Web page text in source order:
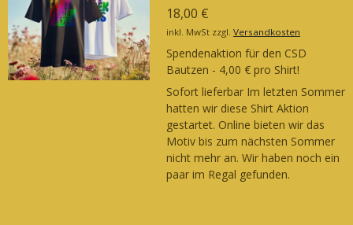
18,00 €
inkl. MwSt zzgl. Versandkosten
Spendenaktion für den CSD
Bautzen - 4,00 € pro Shirt!
Sofort lieferbar Im letzten Sommer
hatten wir diese Shirt Aktion
gestartet. Online bieten wir das
Motiv bis zum nächsten Sommer
nicht mehr an. Wir haben noch ein
paar im Regal gefunden.